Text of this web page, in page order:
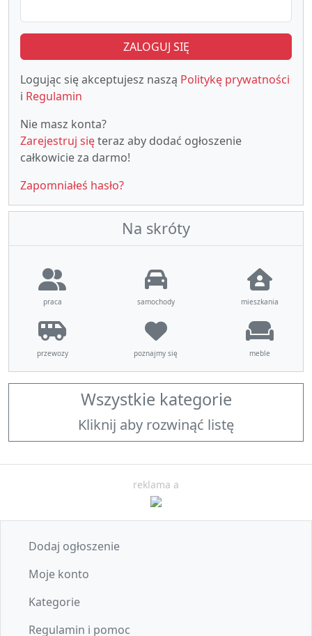
ZALOGUJ SIĘ
Logując się akceptujesz naszą Politykę prywatności
i Regulamin
Nie masz konta?
Zarejestruj sięteraz aby dodać ogłoszenie
całkowicie za darmo!
Zapomniałeś hasło?
Na skróty
praca samochody mieszkania
przewozy poznajmy się meble
Wszystkie kategorie
Kliknij aby rozwinąć listę
reklama a
Dodaj ogłoszenie
Moje konto
Kategorie
Regulamin i pomoc